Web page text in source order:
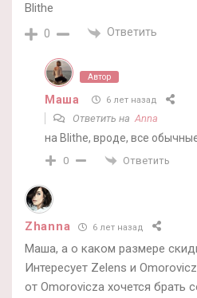
Blithe
0 Ответить
Автор
Маша 6 лет назад
Ответить на Anna
на Blithe, вроде, все
0 Ответить
Zhanna 6 лет назад
Маша, а о каком размере
Интересует Zelens и
от Omorovicza хочется брать